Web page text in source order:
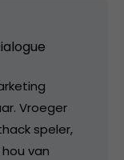
Vroeger
speler,
van